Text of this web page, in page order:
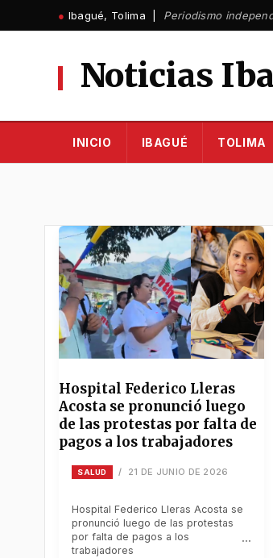
al
● Ibagué, Tolima | Periodismo
Noticias
INICIO IBAGUÉ TOLIMA
Hospital Federico Lleras
Acosta se pronunció luego
de las protestas por falta de
pagos a los trabajadores
SALUD / 21 DE JUNIO DE 2026
Hospital Federico Lleras Acosta se
pronunció luego de las protestas
por falta de pagos a los
trabajadores